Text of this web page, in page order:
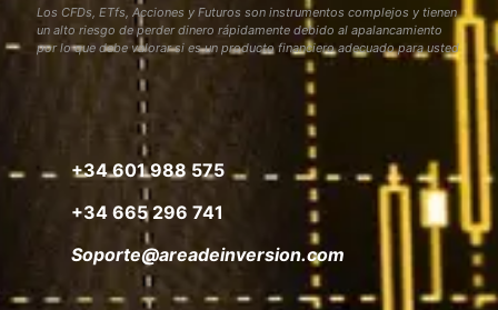
Los CFDs, ETfs, Acciones y Futuros son instrumentos complejos y tienen
un alto riesgo de perder dinero rápidamente debido al apalancamiento
por lo que debe valorar si es un producto financiero adecuado para usted
+34 601 988 575
+34 665 296 741
Soporte@areadeinversion.com